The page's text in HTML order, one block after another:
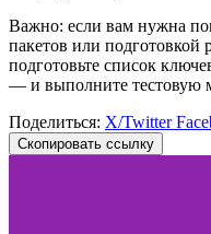
Важно: если вам нужна
пакетов или подготовкой
подготовьте список
— и выполните тестовую
Поделиться: X/Twitter
Скопировать ссылку